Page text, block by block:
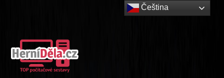
Čeština‎